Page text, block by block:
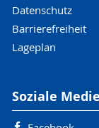
Datenschutz
Barrierefreiheit
Lageplan
Soziale